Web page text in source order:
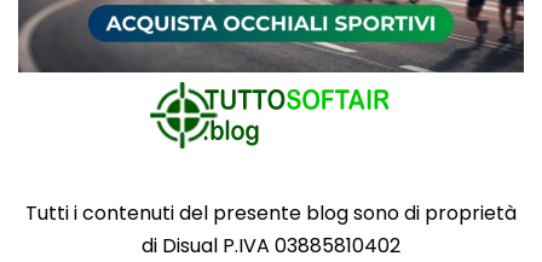
Tutti i contenuti del presente blog sono di proprietà
di Disual P.IVA 03885810402